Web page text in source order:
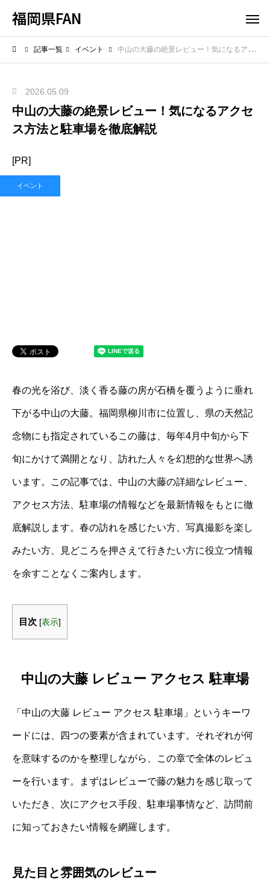
福岡県FAN
記事一覧 イベント 中山の大藤の絶景レビュー！気になるアクセス方法と駐車場を徹底解説
2026.05.09
中山の大藤の絶景レビュー！気になるアクセ
ス方法と駐車場を徹底解説
[PR]
イベント
春の光を浴び、淡く香る藤の房が石橋を覆うように垂れ
下がる中山の大藤。福岡県柳川市に位置し、県の天然記
念物にも指定されているこの藤は、毎年4月中旬から下
旬にかけて満開となり、訪れた人々を幻想的な世界へ誘
います。この記事では、中山の大藤の詳細なレビュー、
アクセス方法、駐車場の情報などを最新情報をもとに徹
底解説します。春の訪れを感じたい方、写真撮影を楽し
みたい方、見どころを押さえて行きたい方に役立つ情報
を余すことなくご案内します。
目次 [表示]
中山の大藤 レビュー アクセス 駐車場
「中山の大藤 レビュー アクセス 駐車場」というキーワ
ードには、四つの要素が含まれています。それぞれが何
を意味するのかを整理しながら、この章で全体のレビュ
ーを行います。まずはレビューで藤の魅力を感じ取って
いただき、次にアクセス手段、駐車場事情など、訪問前
に知っておきたい情報を網羅します。
見た目と雰囲気のレビュー